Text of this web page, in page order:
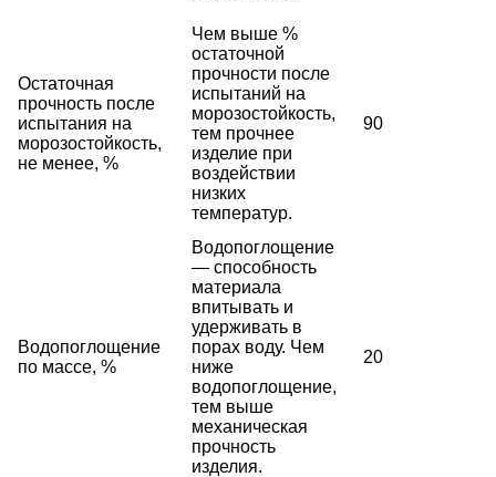
Остаточная
прочность после
испытания на
морозостойкость,
не менее, %
Чем выше %
остаточной
прочности после
испытаний на
морозостойкость,
тем прочнее
изделие при
воздействии
низких
температур.
90
Водопоглощение
по массе, %
Водопоглощение
— способность
материала
впитывать и
удерживать в
порах воду. Чем
ниже
водопоглощение,
тем выше
механическая
прочность
изделия.
20